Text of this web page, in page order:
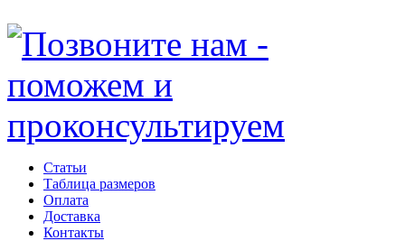
Статьи
Таблица размеров
Оплата
Доставка
Контакты